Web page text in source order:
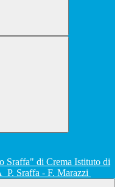
Istituto di
P. Sraffa - F. Marazzi